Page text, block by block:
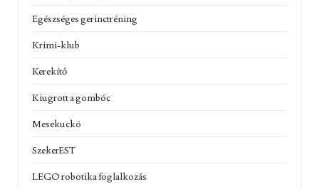
Egészséges gerinctréning
Krimi-klub
Kerekítő
Kiugrott a gombóc
Mesekuckó
SzekerEST
LEGO robotika foglalkozás